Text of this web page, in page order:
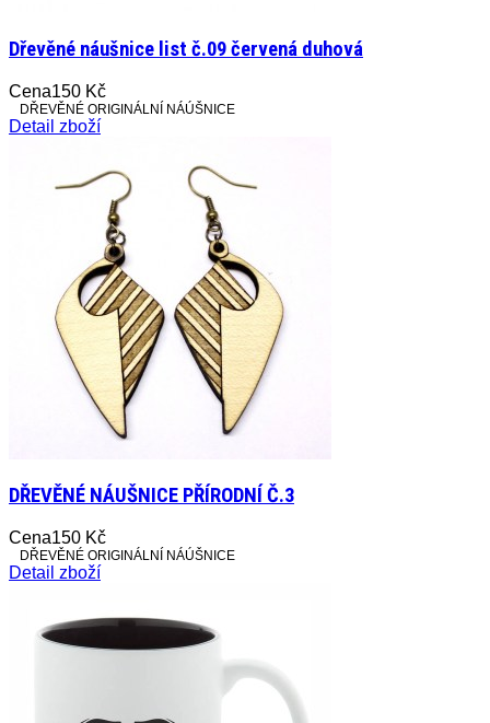
Dřevěné náušnice list č.09 červená duhová
Cena150 Kč
DŘEVĚNÉ ORIGINÁLNÍ NÁÚŠNICE
Detail zboží
DŘEVĚNÉ NÁUŠNICE PŘÍRODNÍ Č.3
Cena150 Kč
DŘEVĚNÉ ORIGINÁLNÍ NÁÚŠNICE
Detail zboží